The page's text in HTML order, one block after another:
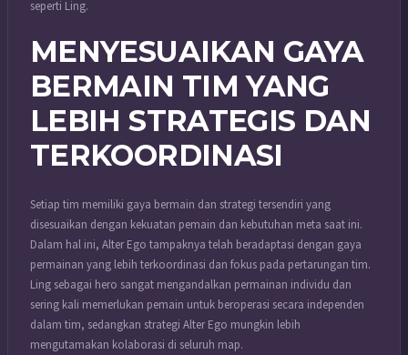
seperti Ling.
MENYESUAIKAN GAYA
BERMAIN TIM YANG
LEBIH STRATEGIS DAN
TERKOORDINASI
Setiap tim memiliki gaya bermain dan strategi tersendiri yang
disesuaikan dengan kekuatan pemain dan kebutuhan meta saat ini.
Dalam hal ini, Alter Ego tampaknya telah beradaptasi dengan gaya
permainan yang lebih terkoordinasi dan fokus pada pertarungan tim.
Ling sebagai hero sangat mengandalkan permainan individu dan
sering kali memerlukan pemain untuk beroperasi secara independen
dalam tim, sedangkan strategi Alter Ego mungkin lebih
mengutamakan kolaborasi di seluruh map.